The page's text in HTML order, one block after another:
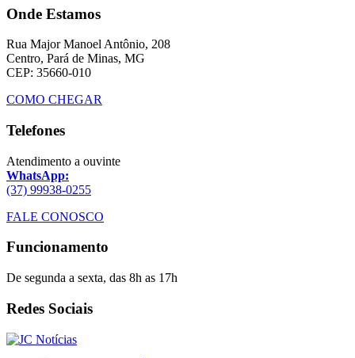
Onde Estamos
Rua Major Manoel Antônio, 208
Centro, Pará de Minas, MG
CEP: 35660-010
COMO CHEGAR
Telefones
Atendimento a ouvinte
WhatsApp:
(37) 99938-0255
FALE CONOSCO
Funcionamento
De segunda a sexta, das 8h as 17h
Redes Sociais